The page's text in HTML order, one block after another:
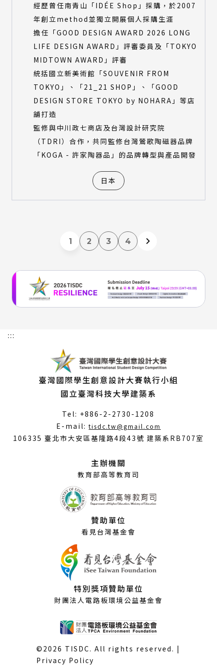
經歷曾任南青山「IDÉE Shop」採購，於2007
年創立method並獨立開展個人採購生涯
擔任「GOOD DESIGN AWARD 2026 LONG
LIFE DESIGN AWARD」評審委員及「TOKYO
MIDTOWN AWARD」評審
統括國立新美術館「SOUVENIR FROM
TOKYO」、「21_21 SHOP」、「GOOD
DESIGN STORE TOKYO by NOHARA」等店
舖打造
監修與中川政七商店及台灣設計研究院
（TDRI）合作，共同監修台灣鶯歌陶磁器品牌
「KOGA - 許家陶器品」的品牌轉型與產品開發
日本
1 2 3 4
:::
臺灣國際學生創意設計大賽執行小組
國立臺灣科技大學建築系
Tel: +886-2-2730-1208
E-mail:tisdc.tw@gmail.com
開
106335 臺北市大安區基隆路4段43號 建築系RB707室
主辦機關
教育部高等教育司
贊助單位
看見台灣基金會
特別獎項贊助單位
財團法人電路板環境公益基金會
©2026 TISDC. All rights reserved. |
Privacy Policy